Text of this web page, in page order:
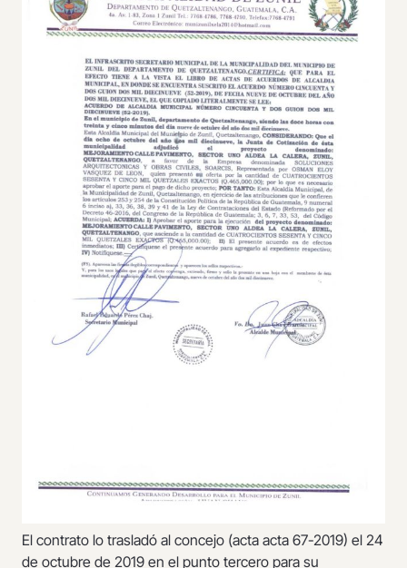
El contrato lo trasladó al concejo (acta acta 67-2019) el 24
de octubre de 2019 en el punto tercero para su